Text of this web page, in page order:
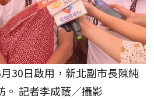
30日啟用，新北副市長陳純
。 記者李成蔭／攝影